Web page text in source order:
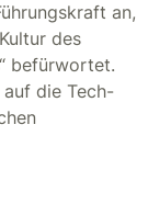
an,
des
befürwortet.
die Tech-